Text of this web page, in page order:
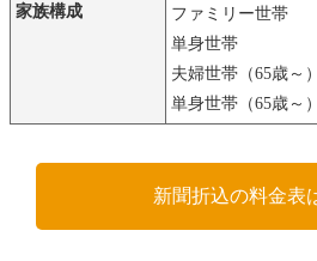
家族構成
ファミリー世帯
単身世帯
夫婦世帯（65歳～）
単身世帯（65歳～）
新聞折込の料金表